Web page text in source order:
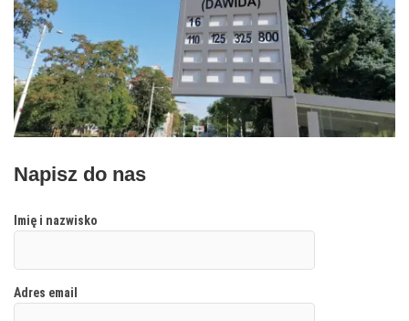
Napisz do nas
Imię i nazwisko
Adres email